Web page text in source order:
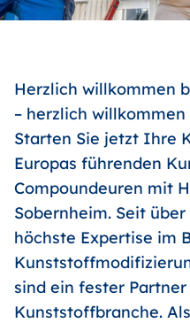
Herzlich willkommen
– herzlich
Starten Sie jetzt Ihre
Europas führenden
Compoundeuren mit
Sobernheim. Seit
höchste Expertise im
sind ein fester
Kunststoffbranche.